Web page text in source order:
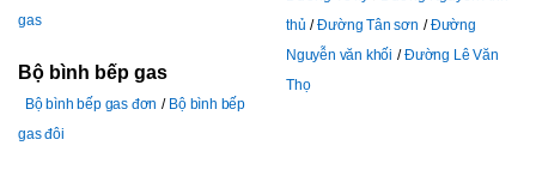
gas
Bộ bình bếp gas
Bộ bình bếp gas đơn
Bộ bình bếp
gas đôi
thủ
Đường Tân sơn
Đường
Nguyễn văn khối
Đường Lê Văn
Thọ